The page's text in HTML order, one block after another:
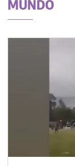
MUNDO